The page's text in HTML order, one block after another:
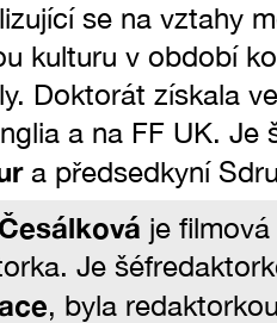
se na vztahy
kulturu v období
Doktorát získala
a na FF UK. Je
a předsedkyní
je
Je
, byla redaktorkou